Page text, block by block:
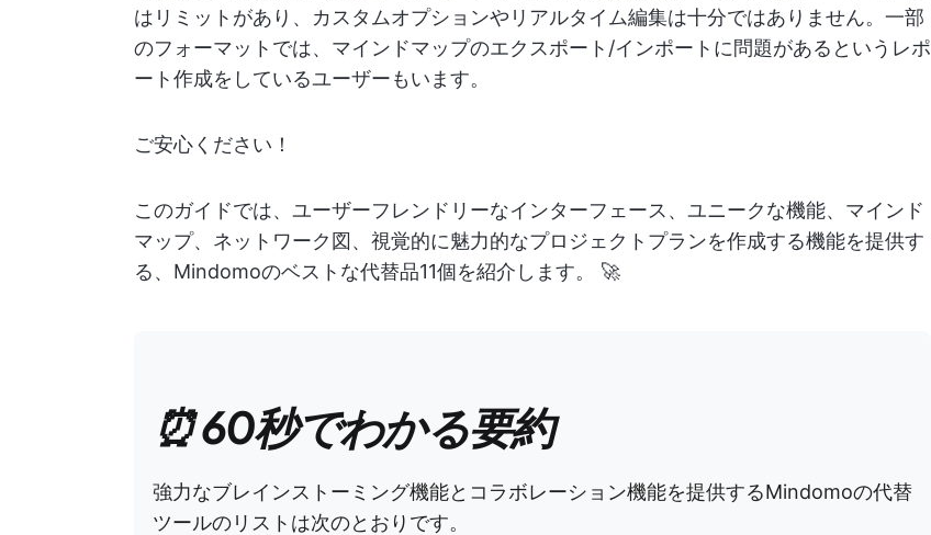
はリミットがあり、カスタムオプションやリアルタイム編集は十分ではありません。一部
のフォーマットでは、マインドマップのエクスポート/インポートに問題があるというレポ
ート作成をしているユーザーもいます。
ご安心ください！
このガイドでは、ユーザーフレンドリーなインターフェース、ユニークな機能、マインド
マップ、ネットワーク図、視覚的に魅力的なプロジェクトプランを作成する機能を提供す
る、Mindomoのベストな代替品11個を紹介します。 🚀
⏰ 60秒でわかる要約
強力なブレインストーミング機能とコラボレーション機能を提供するMindomoの代替
ツールのリストは次のとおりです。